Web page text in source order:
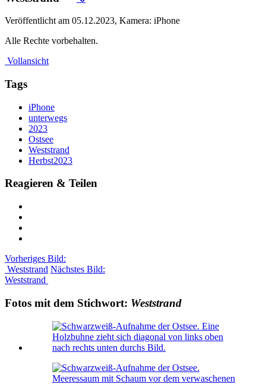
Veröffentlicht am 05.12.2023, Kamera: iPhone
Alle Rechte vorbehalten.
Vollansicht
Tags
iPhone
unterwegs
2023
Ostsee
Weststrand
Herbst2023
Reagieren & Teilen
Vorheriges Bild:
Weststrand Nächstes Bild:
Weststrand
Fotos mit dem Stichwort: Weststrand